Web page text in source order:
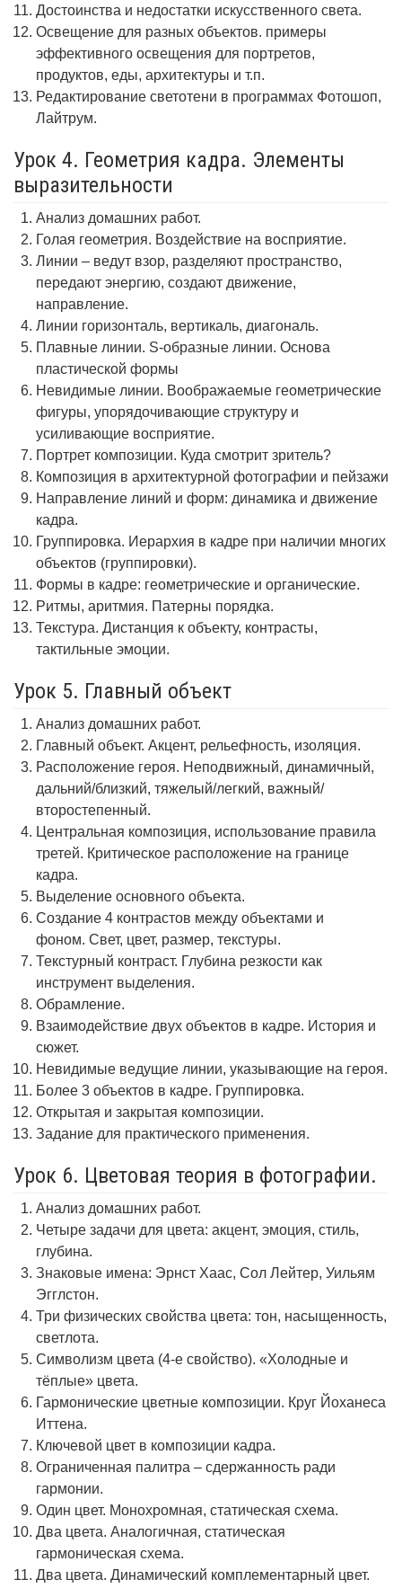
Достоинства и недостатки искусственного света.
Освещение для разных объектов. примеры
эффективного освещения для портретов,
продуктов, еды, архитектуры и т.п.
Редактирование светотени в программах Фотошоп,
Лайтрум.
Урок 4. Геометрия кадра. Элементы
выразительности
Анализ домашних работ.
Голая геометрия. Воздействие на восприятие.
Линии – ведут взор, разделяют пространство,
передают энергию, создают движение,
направление.
Линии горизонталь, вертикаль, диагональ.
Плавные линии. S-образные линии. Основа
пластической формы
Невидимые линии. Воображаемые геометрические
фигуры, упорядочивающие структуру и
усиливающие восприятие.
Портрет композиции. Куда смотрит зритель?
Композиция в архитектурной фотографии и пейзажи
Направление линий и форм: динамика и движение
кадра.
Группировка. Иерархия в кадре при наличии многих
объектов (группировки).
Формы в кадре: геометрические и органические.
Ритмы, аритмия. Патерны порядка.
Текстура. Дистанция к объекту, контрасты,
тактильные эмоции.
Урок 5. Главный объект
Анализ домашних работ.
Главный объект. Акцент, рельефность, изоляция.
Расположение героя. Неподвижный, динамичный,
дальний/близкий, тяжелый/легкий, важный/
второстепенный.
Центральная композиция, использование правила
третей. Критическое расположение на границе
кадра.
Выделение основного объекта.
Создание 4 контрастов между объектами и
фоном. Свет, цвет, размер, текстуры.
Текстурный контраст. Глубина резкости как
инструмент выделения.
Обрамление.
Взаимодействие двух объектов в кадре. История и
сюжет.
Невидимые ведущие линии, указывающие на героя.
Более 3 объектов в кадре. Группировка.
Открытая и закрытая композиции.
Задание для практического применения.
Урок 6. Цветовая теория в фотографии.
Анализ домашних работ.
Четыре задачи для цвета: акцент, эмоция, стиль,
глубина.
Знаковые имена: Эрнст Хаас, Сол Лейтер, Уильям
Эгглстон.
Три физических свойства цвета: тон, насыщенность,
светлота.
Символизм цвета (4-е свойство). «Холодные и
тёплые» цвета.
Гармонические цветные композиции. Круг Йоханеса
Иттена.
Ключевой цвет в композиции кадра.
Ограниченная палитра – сдержанность ради
гармонии.
Один цвет. Монохромная, статическая схема.
Два цвета. Аналогичная, статическая
гармоническая схема.
Два цвета. Динамический комплементарный цвет.